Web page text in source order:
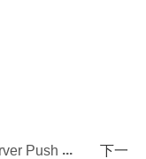
Push
下一